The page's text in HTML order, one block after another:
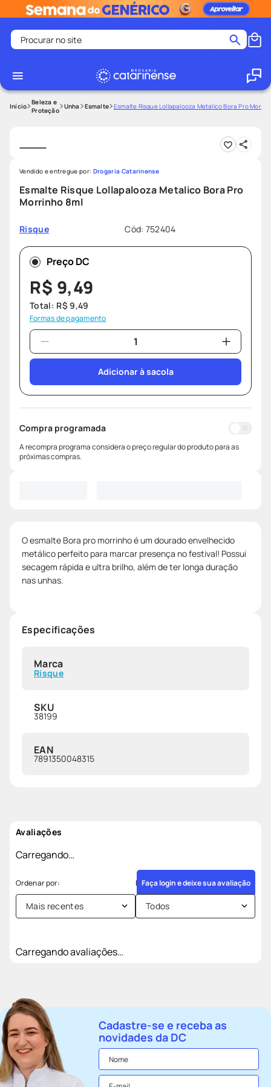
Procurar no site
1
2 º
medley
7º
mounjaro
10
º protetor solar
Beleza e
Proteção Unha Esmalte Esmalte Risque Lollapalooza Metalico Bora Pro
Esmalte Risque Lollapalooza Metalico Bora Pro
Morrinho 8ml
Risque Cód: 752404
Vendido e entregue por: Drogaria Catarinense
Preço DC
R$ 9,49
Total: R$ 9,49
Formas de pagamento
Adicionar à sacola
Compra programada
A recompra programa considera o preço regular do produto para as
próximas compras.
O esmalte Bora pro morrinho é um dourado envelhecido
metálico perfeito para marcar presença no festival! Possui
secagem rápida e ultra brilho, além de ter longa duração
nas unhas.
Especificações
Marca
Risque
SKU
38199
EAN
7891350048315
Avaliações
Carregando…
Faça login e deixe sua avaliação
Mais recentes Todos
Carregando avaliações…
Cadastre-se e receba as
novidades da DC